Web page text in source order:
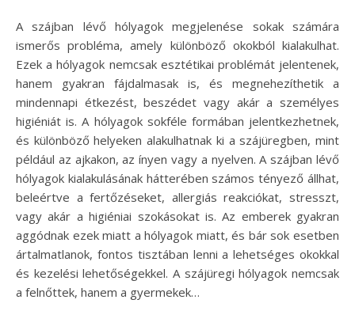
A szájban lévő hólyagok megjelenése sokak számára
ismerős probléma, amely különböző okokból kialakulhat.
Ezek a hólyagok nemcsak esztétikai problémát jelentenek,
hanem gyakran fájdalmasak is, és megnehezíthetik a
mindennapi étkezést, beszédet vagy akár a személyes
higiéniát is. A hólyagok sokféle formában jelentkezhetnek,
és különböző helyeken alakulhatnak ki a szájüregben, mint
például az ajkakon, az ínyen vagy a nyelven. A szájban lévő
hólyagok kialakulásának hátterében számos tényező állhat,
beleértve a fertőzéseket, allergiás reakciókat, stresszt,
vagy akár a higiéniai szokásokat is. Az emberek gyakran
aggódnak ezek miatt a hólyagok miatt, és bár sok esetben
ártalmatlanok, fontos tisztában lenni a lehetséges okokkal
és kezelési lehetőségekkel. A szájüregi hólyagok nemcsak
a felnőttek, hanem a gyermekek…